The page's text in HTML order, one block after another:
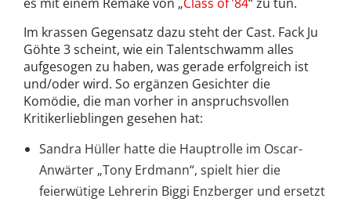
Im krassen Gegensatz dazu steht der Cast. Fack Ju
Göhte 3 scheint, wie ein Talentschwamm alles
aufgesogen zu haben, was gerade erfolgreich ist
und/oder wird. So ergänzen Gesichter die
Komödie, die man vorher in anspruchsvollen
Kritikerlieblingen gesehen hat:
Sandra Hüller hatte die Hauptrolle im Oscar-
Anwärter „Tony Erdmann“, spielt hier die
feierwütige Lehrerin Biggi Enzberger und ersetzt